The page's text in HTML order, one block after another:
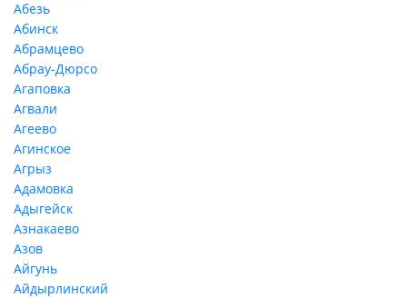
Абезь
Абинск
Абрамцево
Абрау-Дюрсо
Агаповка
Агвали
Агеево
Агинское
Агрыз
Адамовка
Адыгейск
Азнакаево
Азов
Айгунь
Айдырлинский